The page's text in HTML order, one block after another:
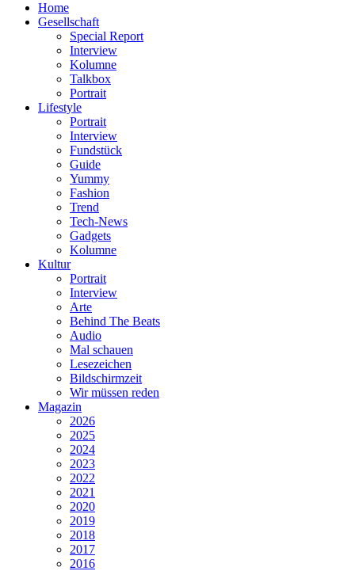
Home
Gesellschaft
Special Report
Interview
Kolumne
Talkbox
Portrait
Lifestyle
Portrait
Interview
Fundstück
Guide
Yummy
Fashion
Trend
Tech-News
Gadgets
Kolumne
Kultur
Portrait
Interview
Arte
Behind The Beats
Audio
Mal schauen
Lesezeichen
Bildschirmzeit
Wir müssen reden
Magazin
2026
2025
2024
2023
2022
2021
2020
2019
2018
2017
2016